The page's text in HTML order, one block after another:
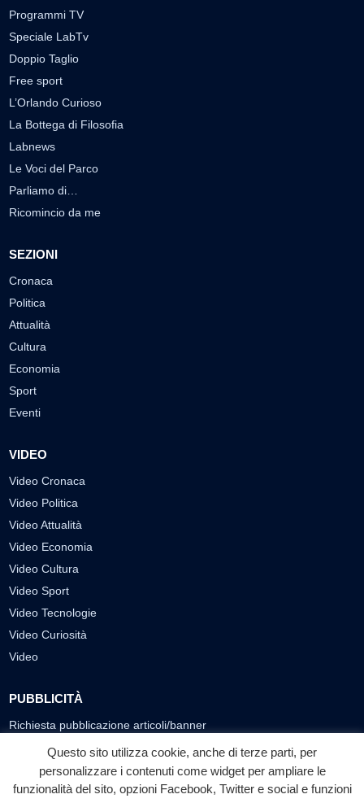
Programmi TV
Speciale LabTv
Doppio Taglio
Free sport
L’Orlando Curioso
La Bottega di Filosofia
Labnews
Le Voci del Parco
Parliamo di…
Ricomincio da me
SEZIONI
Cronaca
Politica
Attualità
Cultura
Economia
Sport
Eventi
VIDEO
Video Cronaca
Video Politica
Video Attualità
Video Economia
Video Cultura
Video Sport
Video Tecnologie
Video Curiosità
Video
PUBBLICITÀ
Richiesta pubblicazione articoli/banner
SEGUICI SUI SOCIAL
f ◎ ▶
Questo sito utilizza cookie, anche di terze parti, per
personalizzare i contenuti come widget per ampliare le
funzionalità del sito, opzioni Facebook, Twitter e social e funzioni